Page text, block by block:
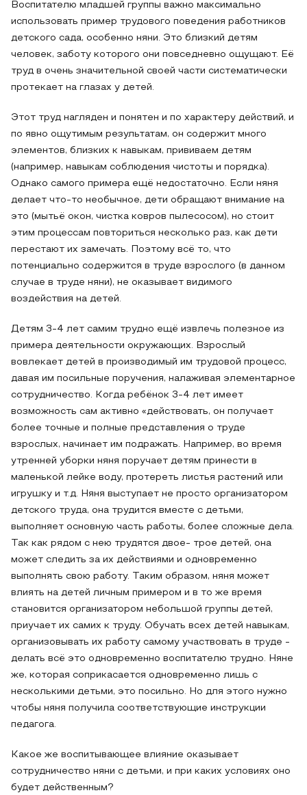
Воспитателю младшей группы важно максимально
использовать пример трудового поведения работников
детского сада, особенно няни. Это близкий детям
человек, заботу которого они повседневно ощущают. Её
труд в очень значительной своей части систематически
протекает на глазах у детей.
Этот труд нагляден и понятен и по характеру действий, и
по явно ощутимым результатам, он содержит много
элементов, близких к навыкам, прививаем детям
(например, навыкам соблюдения чистоты и порядка).
Однако самого примера ещё недостаточно. Если няня
делает что-то необычное, дети обращают внимание на
это (мытьё окон, чистка ковров пылесосом), но стоит
этим процессам повториться несколько раз, как дети
перестают их замечать. Поэтому всё то, что
потенциально содержится в труде взрослого (в данном
случае в труде няни), не оказывает видимого
воздействия на детей.
Детям 3-4 лет самим трудно ещё извлечь полезное из
примера деятельности окружающих. Взрослый
вовлекает детей в производимый им трудовой процесс,
давая им посильные поручения, налаживая элементарное
сотрудничество. Когда ребёнок 3-4 лет имеет
возможность сам активно «действовать, он получает
более точные и полные представления о труде
взрослых, начинает им подражать. Например, во время
утренней уборки няня поручает детям принести в
маленькой лейке воду, протереть листья растений или
игрушку и т.д. Няня выступает не просто организатором
детского труда, она трудится вместе с детьми,
выполняет основную часть работы, более сложные дела.
Так как рядом с нею трудятся двое- трое детей, она
может следить за их действиями и одновременно
выполнять свою работу. Таким образом, няня может
влиять на детей личным примером и в то же время
становится организатором небольшой группы детей,
приучает их самих к труду. Обучать всех детей навыкам,
организовывать их работу самому участвовать в труде -
делать всё это одновременно воспитателю трудно. Няне
же, которая соприкасается одновременно лишь с
несколькими детьми, это посильно. Но для этого нужно
чтобы няня получила соответствующие инструкции
педагога.
Какое же воспитывающее влияние оказывает
сотрудничество няни с детьми, и при каких условиях оно
будет действенным?